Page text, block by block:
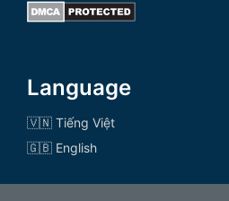
Language
🇻🇳 Tiếng Việt
🇬🇧 English